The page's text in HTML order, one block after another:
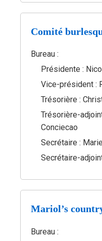
Comité
Bureau :
Présidente :
Vice-président :
Trésorière :
Trésorière-
Conciecao
Secrétaire :
Secrétaire-
Mariol’s
Bureau :